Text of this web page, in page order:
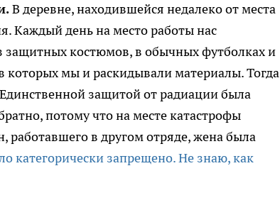
В деревне, находившейся недалеко от места
Каждый день на место работы нас
защитных костюмов, в обычных футболках и
мы и раскидывали материалы. Тогда
защитой от радиации была
потому что на месте катастрофы
в другом отряде, жена была
категорически запрещено. Не знаю, как